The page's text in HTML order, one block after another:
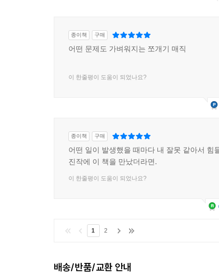
종이책 구매
어떤 문제도 가벼워지는 쪼개기 매직
이 한줄평이 도움이 되었나요?
종이책 구매
어떤 일이 발생했을 때마다 내 잘못 같아서 힘
진작에 이 책을 만났더라면.
이 한줄평이 도움이 되었나요?
1 2
배송/반품/교환 안내